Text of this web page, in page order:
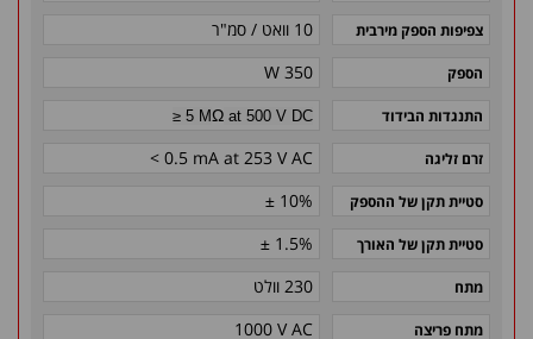
צפיפות הספק מירבית 10 וואט / סמ"ר
הספק 350 W
התנגדות הבידוד ≥ 5 MΩ at 500 V DC
זרם זליגה < 0.5 mA at 253 V AC
סטיית תקן של ההספק ± 10%
סטיית תקן של האורך ± 1.5%
מתח 230 וולט
מתח פריצה 1000 V AC